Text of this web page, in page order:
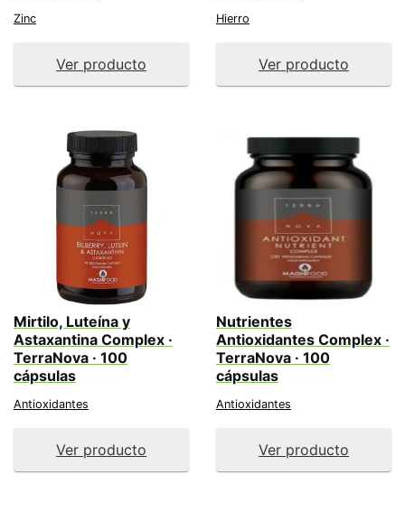
Zinc
Ver producto
Hierro
Ver producto
Mirtilo, Luteína y
Astaxantina Complex ·
TerraNova · 100
cápsulas
Antioxidantes
Ver producto
Nutrientes
Antioxidantes Complex ·
TerraNova · 100
cápsulas
Antioxidantes
Ver producto